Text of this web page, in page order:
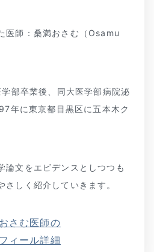
医師：桑満おさむ（Osamu
部卒業後、同大医学部病院泌
年に東京都目黒区に五本木ク
論文をエビデンスとしつつも
しく紹介していきます。
さむ医師の
ィール詳細